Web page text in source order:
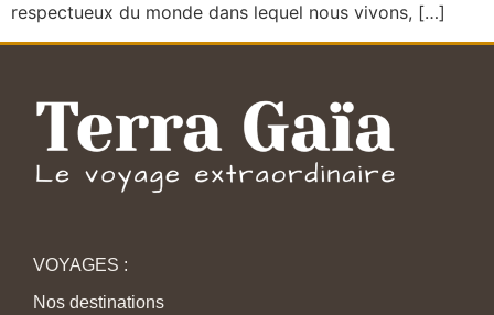
respectueux du monde dans lequel nous vivons, […]
VOYAGES :
Nos destinations